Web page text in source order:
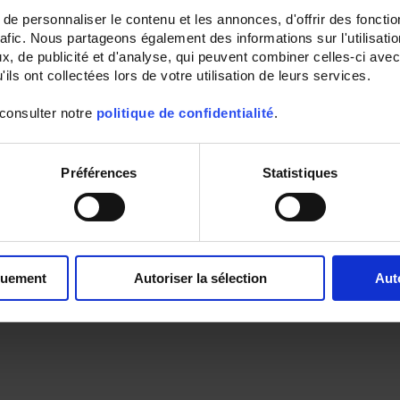
personnaliser le contenu et les annonces, d'offrir des
Nous partageons également des informations sur
de publicité et d'analyse, qui peuvent combiner celles-ci
ont collectées lors de votre utilisation de leurs services.
notre politique de confidentialité.
Préférences Statistiques
Autoriser la sélection